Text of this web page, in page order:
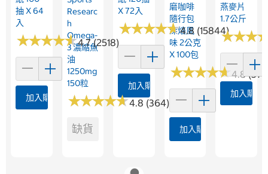
抽 X 64
入
★★★★★
★★★★★4.7 (2518)
加入購物車
Researc
H
Omega-
3 濃縮魚
油
1250mg
150粒
★★★★★
★★★★★4.8 (364)
缺貨
X 72入
★★★★★
★★★★★4.8 (15844)
加入購物車
磨咖啡
隨行包
深焙風
味 2公克
X 100包
★★★★★
★★★★★4.8
加入購物車
燕麥片
1.7公斤
★★★
★★★
加入購物